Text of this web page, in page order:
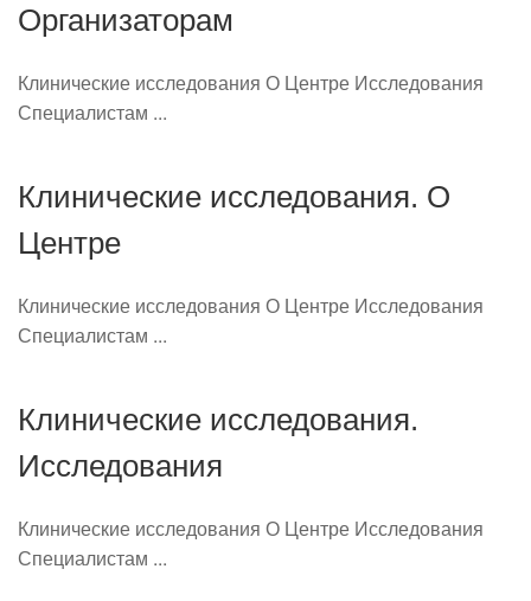
Организаторам
Клинические исследования О Центре Исследования
Специалистам ...
Клинические исследования. О
Центре
Клинические исследования О Центре Исследования
Специалистам ...
Клинические исследования.
Исследования
Клинические исследования О Центре Исследования
Специалистам ...